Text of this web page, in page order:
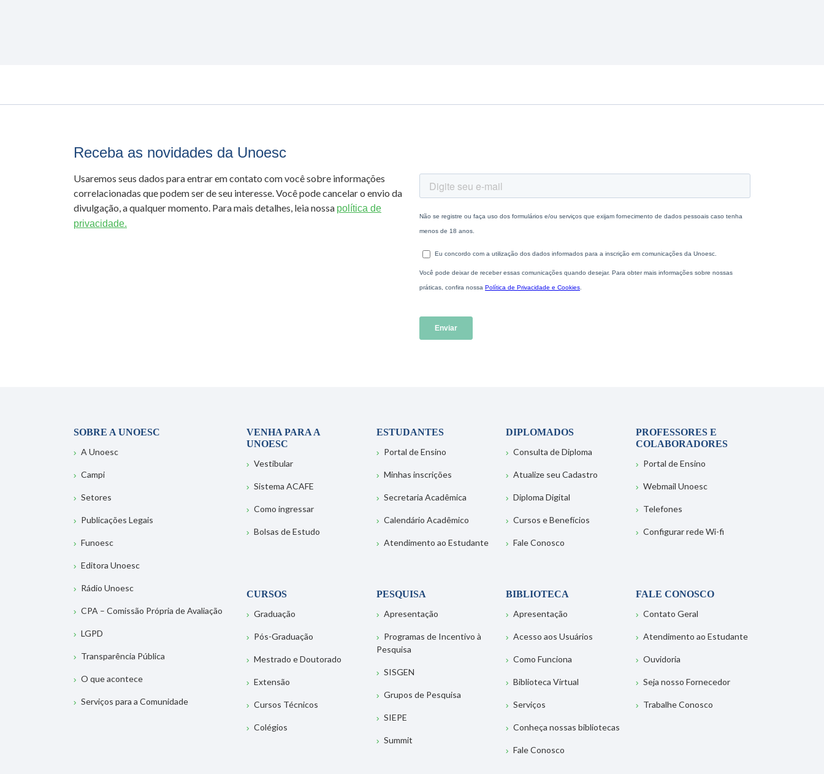
Receba as novidades da Unoesc
Usaremos seus dados para entrar em contato com você sobre informações
correlacionadas que podem ser de seu interesse. Você pode cancelar o envio da
divulgação, a qualquer momento. Para mais detalhes, leia nossa política de
privacidade.
SOBRE A UNOESC
A Unoesc
Campi
Setores
Publicações Legais
Funoesc
Editora Unoesc
Rádio Unoesc
CPA – Comissão Própria de Avaliação
LGPD
Transparência Pública
O que acontece
Serviços para a Comunidade
VENHA PARA A
UNOESC
Vestibular
Sistema ACAFE
Como ingressar
Bolsas de Estudo
ESTUDANTES
Portal de Ensino
Minhas inscrições
Secretaria Acadêmica
Calendário Acadêmico
Atendimento ao Estudante
DIPLOMADOS
Consulta de Diploma
Atualize seu Cadastro
Diploma Digital
Cursos e Benefícios
Fale Conosco
PROFESSORES E
COLABORADORES
Portal de Ensino
Webmail Unoesc
Telefones
Configurar rede Wi-fi
CURSOS
Graduação
Pós-Graduação
Mestrado e Doutorado
Extensão
Cursos Técnicos
Colégios
PESQUISA
Apresentação
Programas de Incentivo à
Pesquisa
SISGEN
Grupos de Pesquisa
SIEPE
Summit
BIBLIOTECA
Apresentação
Acesso aos Usuários
Como Funciona
Biblioteca Virtual
Serviços
Conheça nossas bibliotecas
Fale Conosco
FALE CONOSCO
Contato Geral
Atendimento ao Estudante
Ouvidoria
Seja nosso Fornecedor
Trabalhe Conosco